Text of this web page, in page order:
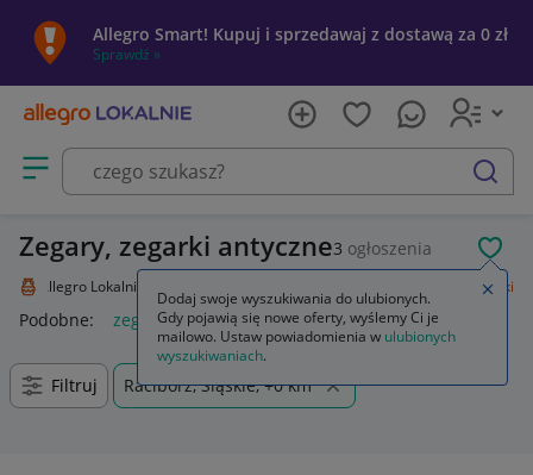
Allegro Smart! Kupuj i sprzedawaj z dostawą za 0 zł
Sprawdź »
Otwórz menu z kategoriami
szukaj
Zegary, zegarki antyczne3 ogłoszenia
Allegro Lokalnie Zegary, zegarki
Podobne: zegary i zegarki
Filtruj Racibórz, Śląskie, +0 km
Dodaj swoje wyszukiwania do ulubionych.
Gdy pojawią się nowe oferty, wyślemy Ci je
mailowo. Ustaw powiadomienia w ulubionych
wyszukiwaniach.